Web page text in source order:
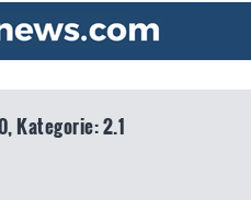
Kategorie: 2.1